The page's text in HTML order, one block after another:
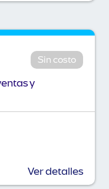
Sin costo
y
Ver detalles